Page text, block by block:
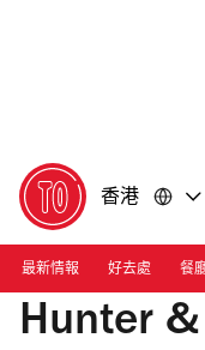
香港
最新情報 好去處 餐
Hunter